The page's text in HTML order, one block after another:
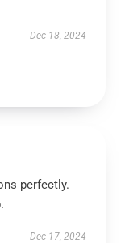
Dec 18, 2024
perfectly.
Dec 17, 2024